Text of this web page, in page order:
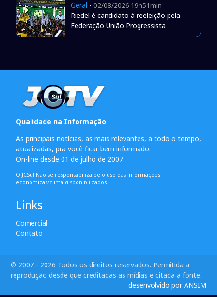
Geral - 02/08/2026 19h51min
Riedel é candidato à reeleição pela
Federação União Progressista
Qualidade na Informação
As principais notícias, as mais relevantes, a todo o tempo,
atualizadas, pra você ficar bem informado.
On-line desde 01 de julho de 2007
O JCSul Não se responsabiliza pelo uso das informações
econômicas/clima disponibilizados.
Links
Comercial
Contato
© 2007 - 2026 Todos os direitos reservados. Permitida a
reprodução desde que creditadas as mídias e citada a fonte.
desenvolvido por ANSIM